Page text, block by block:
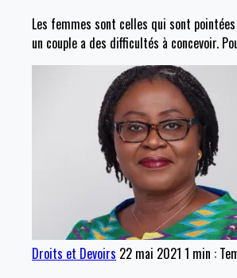
Les femmes sont celles qui sont
un couple a des difficultés à concevoir.
Droits et Devoirs 22 mai 2021 1 min :